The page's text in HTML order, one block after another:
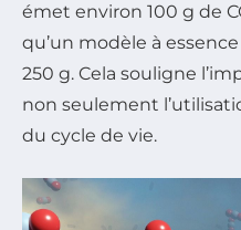
émet environ 100 g de
qu’un modèle à
250 g. Cela souligne
non seulement
du cycle de vie.